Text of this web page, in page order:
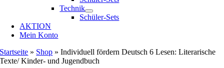
Technik
Schüler-Sets
AKTION
Mein Konto
Startseite » Shop »Individuell fördern Deutsch 6 Lesen: Literarische
Texte/ Kinder- und Jugendbuch